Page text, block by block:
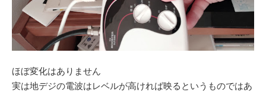
ほぼ変化はありません
実は地デジの電波はレベルが高ければ映るというものではあ